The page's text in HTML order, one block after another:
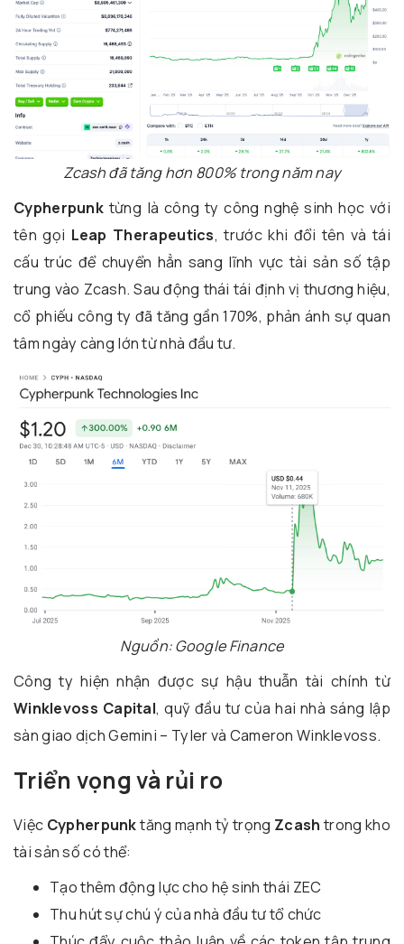
Zcash đã tăng hơn 800% trong năm nay
Cypherpunk từng là công ty công nghệ sinh học với
tên gọi Leap Therapeutics, trước khi đổi tên và tái
cấu trúc để chuyển hẳn sang lĩnh vực tài sản số tập
trung vào Zcash. Sau động thái tái định vị thương hiệu,
cổ phiếu công ty đã tăng gần 170%, phản ánh sự quan
tâm ngày càng lớn từ nhà đầu tư.
Nguồn: Google Finance
Công ty hiện nhận được sự hậu thuẫn tài chính từ
Winklevoss Capital, quỹ đầu tư của hai nhà sáng lập
sàn giao dịch Gemini – Tyler và Cameron Winklevoss.
Triển vọng và rủi ro
Việc Cypherpunktăng mạnh tỷ trọng Zcashtrong kho
tài sản số có thể:
Tạo thêm động lực cho hệ sinh thái ZEC
Thu hút sự chú ý của nhà đầu tư tổ chức